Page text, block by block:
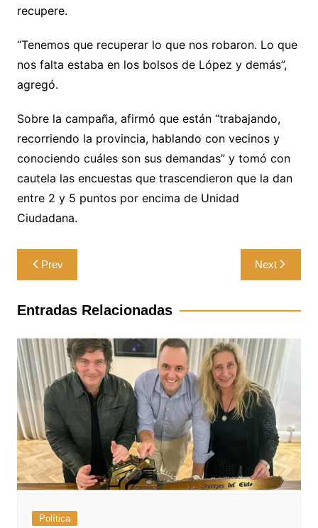
recupere.
“Tenemos que recuperar lo que nos robaron. Lo que
nos falta estaba en los bolsos de López y demás”,
agregó.
Sobre la campaña, afirmó que están “trabajando,
recorriendo la provincia, hablando con vecinos y
conociendo cuáles son sus demandas” y tomó con
cautela las encuestas que trascendieron que la dan
entre 2 y 5 puntos por encima de Unidad
Ciudadana.
Navegación
de
entradas
Prev Next
Entradas Relacionadas
Política